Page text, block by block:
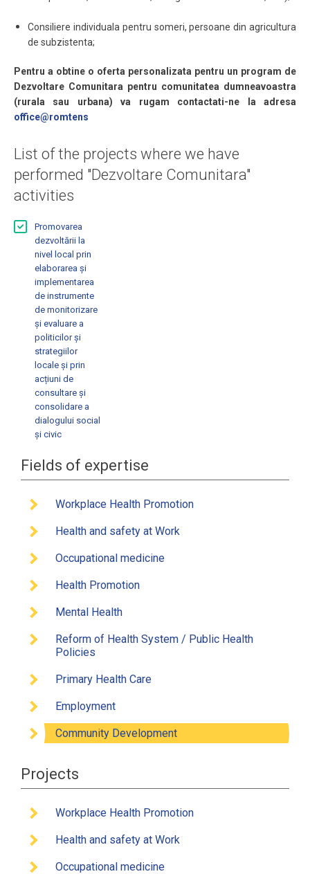
Consiliere individuala pentru someri, persoane din agricultura
de subzistenta;
Pentru a obtine o oferta personalizata pentru un program de
Dezvoltare Comunitara pentru comunitatea dumneavoastra
(rurala sau urbana) va rugam contactati-ne la adresa
office@romtens
List of the projects where we have
performed "Dezvoltare Comunitara"
activities
Promovarea
dezvoltării la
nivel local prin
elaborarea și
implementarea
de instrumente
de monitorizare
și evaluare a
politicilor și
strategiilor
locale și prin
acțiuni de
consultare și
consolidare a
dialogului social
și civic
Fields of expertise
Workplace Health Promotion
Health and safety at Work
Occupational medicine
Health Promotion
Mental Health
Reform of Health System / Public Health
Policies
Primary Health Care
Employment
Community Development
Projects
Workplace Health Promotion
Health and safety at Work
Occupational medicine